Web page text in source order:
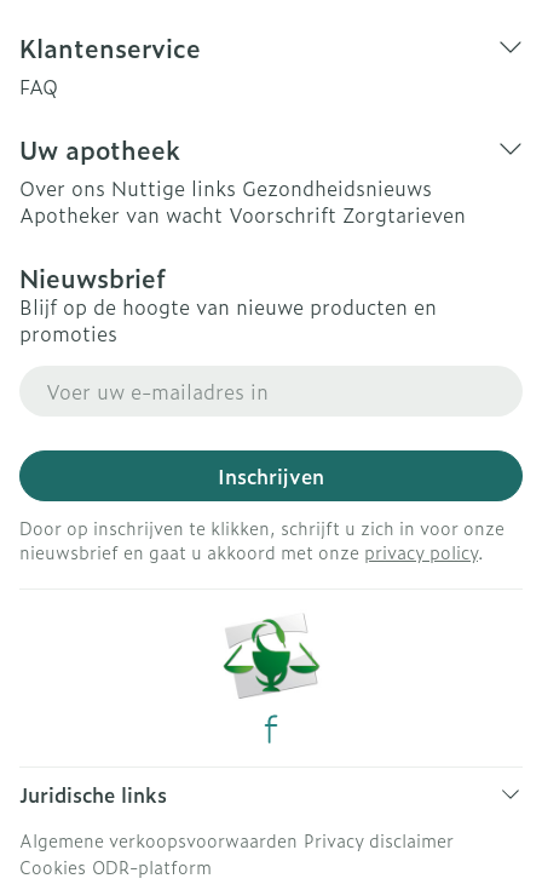
Klantenservice
FAQ
Uw apotheek
Over ons Nuttige links Gezondheidsnieuws
Apotheker van wacht Voorschrift Zorgtarieven
Nieuwsbrief
Blijf op de hoogte van nieuwe producten en
promoties
Inschrijven
Door op inschrijven te klikken, schrijft u zich in voor onze
nieuwsbrief en gaat u akkoord met onze privacy policy.
Juridische links
Algemene verkoopsvoorwaarden Privacy disclaimer
Cookies ODR-platform